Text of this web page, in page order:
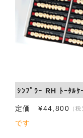
お問い合わせ
ｼﾝﾌﾟﾗｰ RH ﾄｰﾀﾙ
定価 ¥44,800 （税
です